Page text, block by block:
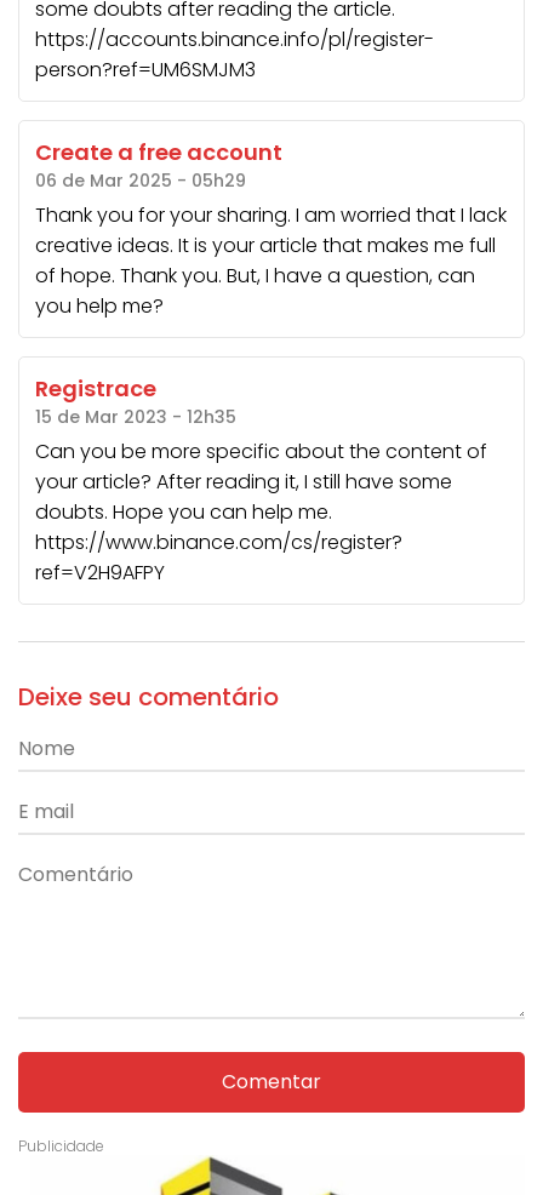
some doubts after reading the article.
https://accounts.binance.info/pl/register-
person?ref=UM6SMJM3
Create a free account
06 de Mar 2025 - 05h29
Thank you for your sharing. I am worried that I lack
creative ideas. It is your article that makes me full
of hope. Thank you. But, I have a question, can
you help me?
Registrace
15 de Mar 2023 - 12h35
Can you be more specific about the content of
your article? After reading it, I still have some
doubts. Hope you can help me.
https://www.binance.com/cs/register?
ref=V2H9AFPY
Deixe seu comentário
Comentar